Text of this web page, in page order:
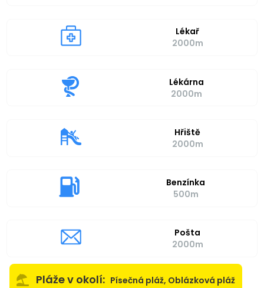
Lékař
2000m
Lékárna
2000m
Hřiště
2000m
Benzínka
500m
Pošta
2000m
Pláže v okolí: Písečná pláž, Oblázková pláž